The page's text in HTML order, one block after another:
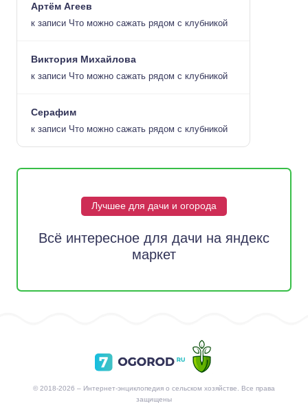
Артём Агеев
к записи Что можно сажать рядом с клубникой
Виктория Михайлова
к записи Что можно сажать рядом с клубникой
Серафим
к записи Что можно сажать рядом с клубникой
Лучшее для дачи и огорода
Всё интересное для дачи на яндекс
маркет
© 2018-2026 – Интернет-энциклопедия о сельском хозяйстве. Все права
защищены